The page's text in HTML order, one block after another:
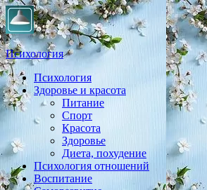
Психология
Практическая психология, личностный
Психология
Здоровье и красота
Питание
Спорт
Красота
Здоровье
Диета, похудение
Психология отношений
Воспитание